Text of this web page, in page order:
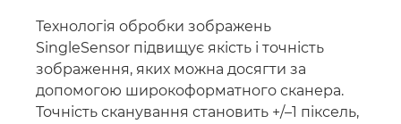
Технологія обробки зображень
SingleSensor підвищує якість і точність
зображення, яких можна досягти за
допомогою широкоформатного сканера.
Точність сканування становить +/–1 піксель,